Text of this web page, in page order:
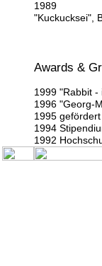
1989
"Kuckucksei",
Awards &
1999 "Rabbit -
1996 "Georg-
1995
1994
1992